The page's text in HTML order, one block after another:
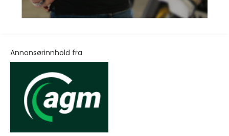
Annonsørinnhold fra